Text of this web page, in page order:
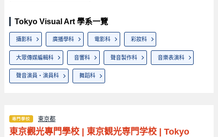
Tokyo Visual Art 學系一覽
攝影科 廣播學科 電影科 彩妝科
大眾傳媒編輯科 音響科 聲音製作科 音樂表演科
聲音演員‧演員科 舞蹈科
東京都
東京觀光專門學校| 東京観光専門学校| Tokyo